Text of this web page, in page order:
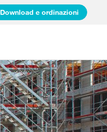
Download e ordinazioni